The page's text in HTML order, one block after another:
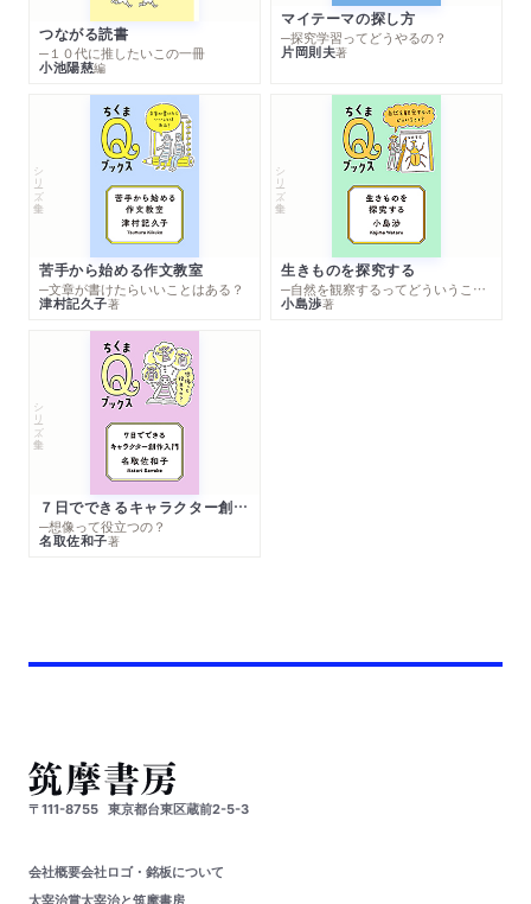
つながる読書
─１０代に推したいこの一冊
小池陽慈編
マイテーマの探し方
─探究学習ってどうやるの？
片岡則夫著
シリーズ・全集
苦手から始める作文教室
─文章が書けたらいいことはある？
津村記久子著
シリーズ・全集
生きものを探究する
─自然を観察するってどういうこと？
小島渉著
シリーズ・全集
７日でできるキャラクター創作入門
─想像って役立つの？
名取佐和子著
〒111-8755 東京都台東区蔵前2-5-3
会社概要会社ロゴ・銘板について
太宰治賞太宰治と筑摩書房